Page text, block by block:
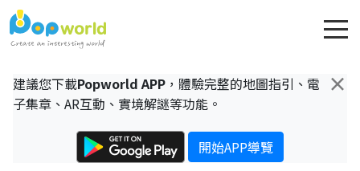
×
建議您下載Popworld APP ，體驗完整的地圖指引、電
子集章、AR互動、實境解謎等功能。
開始APP導覽